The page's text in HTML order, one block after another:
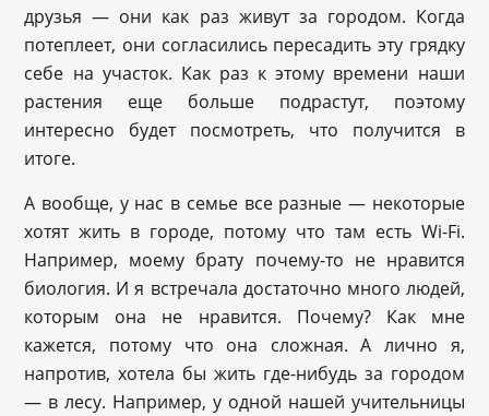
друзья — они как раз живут за городом. Когда
потеплеет, они согласились пересадить эту грядку
себе на участок. Как раз к этому времени наши
растения еще больше подрастут, поэтому
интересно будет посмотреть, что получится в
итоге.
А вообще, у нас в семье все разные — некоторые
хотят жить в городе, потому что там есть Wi-Fi.
Например, моему брату почему-то не нравится
биология. И я встречала достаточно много людей,
которым она не нравится. Почему? Как мне
кажется, потому что она сложная. А лично я,
напротив, хотела бы жить где-нибудь за городом
— в лесу. Например, у одной нашей учительницы